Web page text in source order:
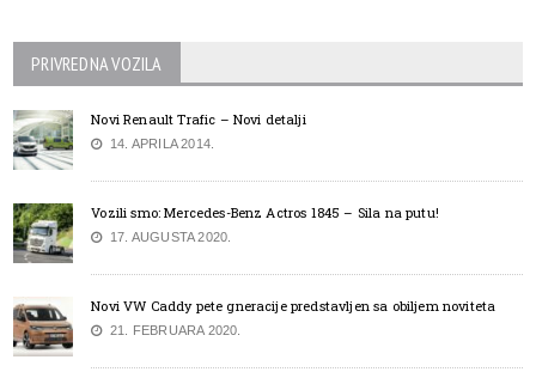
PRIVREDNA VOZILA
Novi Renault Trafic – Novi detalji
14. APRILA 2014.
Vozili smo: Mercedes-Benz Actros 1845 – Sila na putu!
17. AUGUSTA 2020.
Novi VW Caddy pete gneracije predstavljen sa obiljem noviteta
21. FEBRUARA 2020.